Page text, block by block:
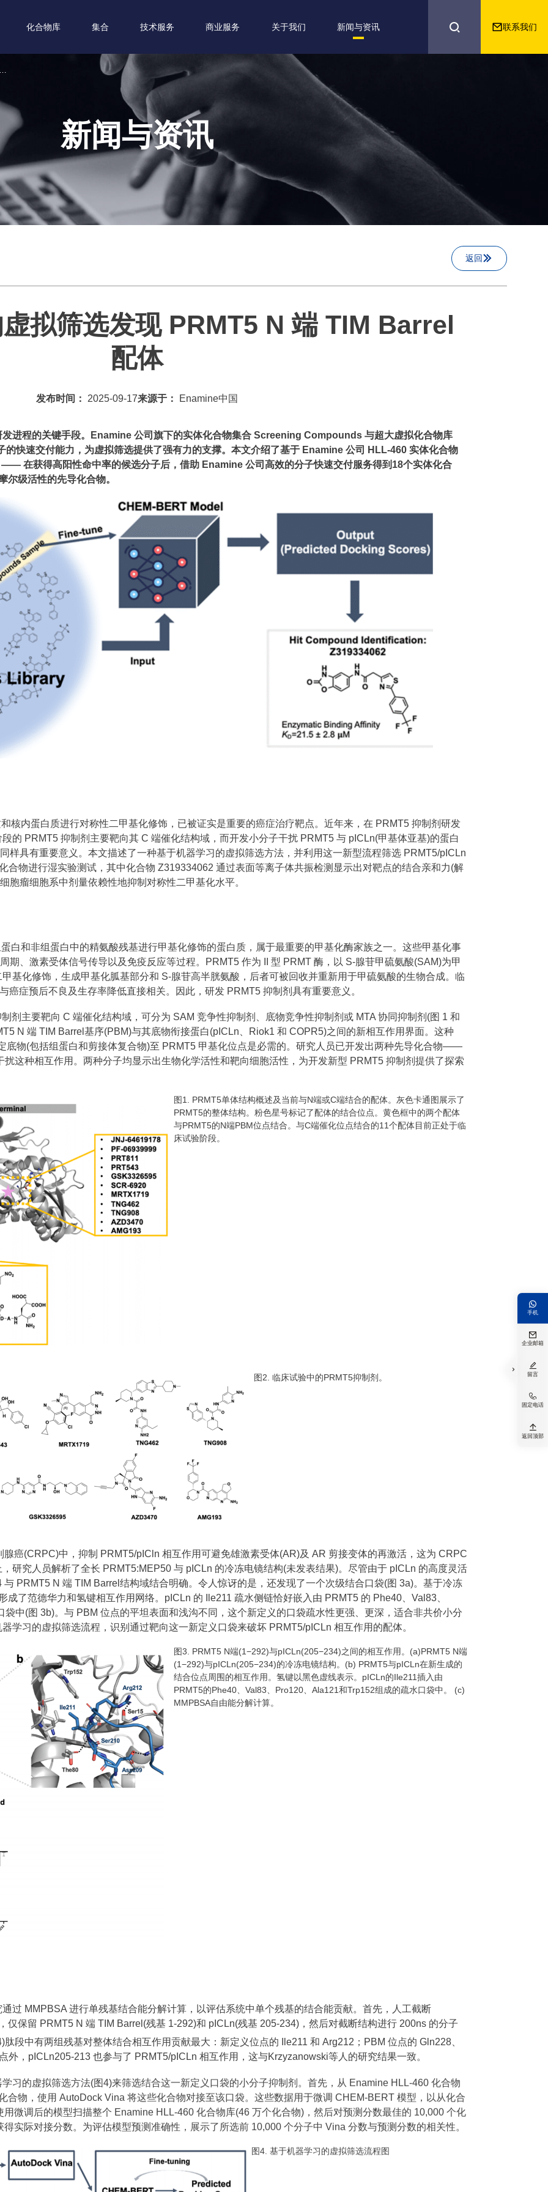
化合物库 集合 技术服务 商业服务 关于我们 新闻与资讯  联系我们
新闻与资讯
筛选发现 PRMT5 N 端 TIM Barrel配体
返回
拟筛选发现 PRMT5 N 端 TIM Barrel
配体
发布时间： 2025-09-17来源于： Enamine中国
进程的关键手段。Enamine 公司旗下的实体化合物集合 Screening Compounds 与超大虚拟化合物库
快速交付能力，为虚拟筛选提供了强有力的支撑。本文介绍了基于 Enamine 公司 HLL-460 实体化合物
在获得高阳性命中率的候选分子后，借助 Enamine 公司高效的分子快速交付服务得到18个实体化合
尔级活性的先导化合物。
核内蛋白质进行对称性二甲基化修饰，已被证实是重要的癌症治疗靶点。近年来，在 PRMT5 抑制剂研发
的 PRMT5 抑制剂主要靶向其 C 端催化结构域，而开发小分子干扰 PRMT5 与 pICLn(甲基体亚基)的蛋白
样具有重要意义。本文描述了一种基于机器学习的虚拟筛选方法，并利用这一新型流程筛选 PRMT5/pICLn
合物进行湿实验测试，其中化合物 Z319334062 通过表面等离子体共振检测显示出对靶点的结合亲和力(解
胞瘤细胞系中剂量依赖性地抑制对称性二甲基化水平。
白和非组蛋白中的精氨酸残基进行甲基化修饰的蛋白质，属于最重要的甲基化酶家族之一。这些甲基化事
期、激素受体信号传导以及免疫反应等过程。PRMT5 作为 II 型 PRMT 酶，以 S-腺苷甲硫氨酸(SAM)为甲
基化修饰，生成甲基化胍基部分和 S-腺苷高半胱氨酸，后者可被回收并重新用于甲硫氨酸的生物合成。临
癌症预后不良及生存率降低直接相关。因此，研发 PRMT5 抑制剂具有重要意义。
剂主要靶向 C 端催化结构域，可分为 SAM 竞争性抑制剂、底物竞争性抑制剂或 MTA 协同抑制剂(图 1 和
N 端 TIM Barrel基序(PBM)与其底物衔接蛋白(pICLn、Riok1 和 COPR5)之间的新相互作用界面。这种
底物(包括组蛋白和剪接体复合物)至 PRMT5 甲基化位点是必需的。研究人员已开发出两种先导化合物——
这种相互作用。两种分子均显示出生物化学活性和靶向细胞活性，为开发新型 PRMT5 抑制剂提供了探索
图1. PRMT5单体结构概述及当前与N端或C端结合的配体。灰色卡通图展示了
PRMT5的整体结构。粉色星号标记了配体的结合位点。黄色框中的两个配体
与PRMT5的N端PBM位点结合。与C端催化位点结合的11个配体目前正处于临
床试验阶段。
图2. 临床试验中的PRMT5抑制剂。
癌(CRPC)中，抑制 PRMT5/pICln 相互作用可避免雄激素受体(AR)及 AR 剪接变体的再激活，这为 CRPC
研究人员解析了全长 PRMT5:MEP50 与 pICLn 的冷冻电镜结构(未发表结果)。尽管由于 pICLn 的高度灵活
PRMT5 N 端 TIM Barrel结构域结合明确。令人惊讶的是，还发现了一个次级结合口袋(图 3a)。基于冷冻
了范德华力和氢键相互作用网络。pICLn 的 Ile211 疏水侧链恰好嵌入由 PRMT5 的 Phe40、Val83、
中(图 3b)。与 PBM 位点的平坦表面和浅沟不同，这个新定义的口袋疏水性更强、更深，适合非共价小分
学习的虚拟筛选流程，识别通过靶向这一新定义口袋来破坏 PRMT5/pICLn 相互作用的配体。
图3. PRMT5 N端(1−292)与pICLn(205−234)之间的相互作用。(a)PRMT5 N端
(1−292)与pICLn(205−234)的冷冻电镜结构。(b) PRMT5与pICLn在新生成的
结合位点周围的相互作用。氢键以黑色虚线表示。pICLn的Ile211插入由
PRMT5的Phe40、Val83、Pro120、Ala121和Trp152组成的疏水口袋中。 (c)
MMPBSA自由能分解计算。
过 MMPBSA 进行单残基结合能分解计算，以评估系统中单个残基的结合能贡献。首先，人工截断
仅保留 PRMT5 N 端 TIM Barrel(残基 1-292)和 pICLn(残基 205-234)，然后对截断结构进行 200ns 的分子
段中有两组残基对整体结合相互作用贡献最大：新定义位点的 Ile211 和 Arg212；PBM 位点的 Gln228、
外，pICLn205-213 也参与了 PRMT5/pICLn 相互作用，这与Krzyzanowski等人的研究结果一致。
习的虚拟筛选方法(图4)来筛选结合这一新定义口袋的小分子抑制剂。首先，从 Enamine HLL-460 化合物
合物，使用 AutoDock Vina 将这些化合物对接至该口袋。这些数据用于微调 CHEM-BERT 模型，以从化合
微调后的模型扫描整个 Enamine HLL-460 化合物库(46 万个化合物)，然后对预测分数最佳的 10,000 个化
实际对接分数。为评估模型预测准确性，展示了所选前 10,000 个分子中 Vina 分数与预测分数的相关性。
图4. 基于机器学习的虚拟筛选流程图

手机

企业邮箱

留言

固定电话

返回顶部
